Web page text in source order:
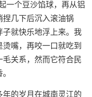
一个豆沙馅球，再从铝
几下后沉入滚油锅
子就快乐地浮上来。我
嘴，再咬一口就吃到
关系，然而它符合民
年的岁月在城南灵江的